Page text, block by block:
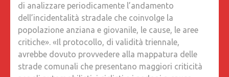
di analizzare periodicamente l’andamento
dell’incidentalità stradale che coinvolge la
popolazione anziana e giovanile, le cause, le aree
critiche». «Il protocollo, di validità triennale,
avrebbe dovuto provvedere alla mappatura delle
strade comunali che presentano maggiori criticità